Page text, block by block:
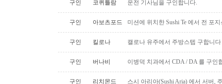
구인 코퀴틀람 운전 기사님을 구인합니다.
구인 아보츠포드 미션에 위치한 Sushi Te 에서 전 포
구인 킬로나 캘로나 유주에서 주방스텝 구합니다
구인 버나비 이병덕 치과에서 CDA / DA 를 구인
구인 리치몬드 스시 아리아(Sushi Aria) 에서 서버,